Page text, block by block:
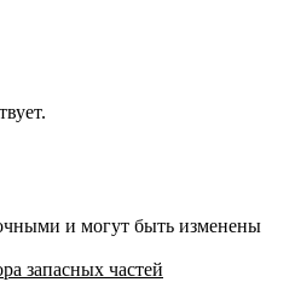
и могут быть изменены
запасных частей